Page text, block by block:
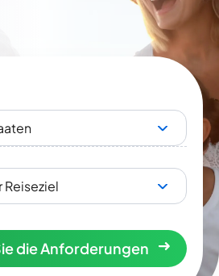
Reiseziel
die Anforderungen